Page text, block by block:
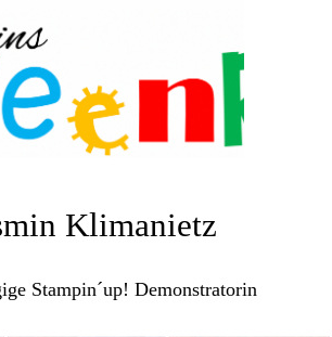
Klimanietz
Stampin´up! Demonstratorin